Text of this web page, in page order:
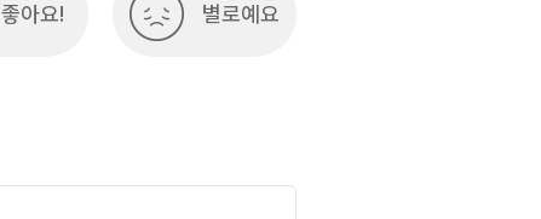
좋아요! 별로예요